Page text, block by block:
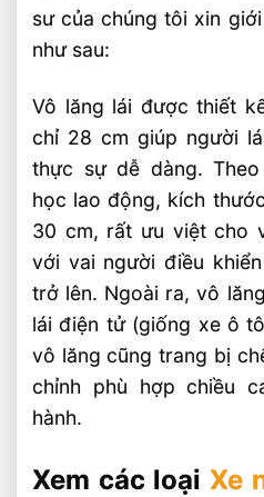
sư của chúng tôi xin
như sau:
Vô lăng lái được thiết
chỉ 28 cm giúp người
thực sự dễ dàng.
học lao động, kích
30 cm, rất ưu việt cho
với vai người điều
trở lên. Ngoài ra, vô
lái điện tử (giống xe ô
vô lăng cũng trang bị
chỉnh phù hợp chiều
hành.
Xem các loại Xe